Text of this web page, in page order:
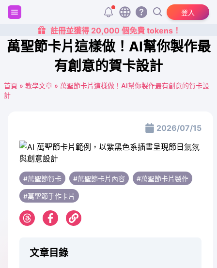
登入
註冊並獲得 20,000 個免費 tokens！
萬聖節卡片這樣做！AI幫你製作最
有創意的賀卡設計
首頁 » 教學文章 » 萬聖節卡片這樣做！AI幫你製作最有創意的賀卡設
計
2026/07/15
#萬聖節賀卡 #萬聖節卡片內容 #萬聖節卡片製作
#萬聖節手作卡片
文章目錄